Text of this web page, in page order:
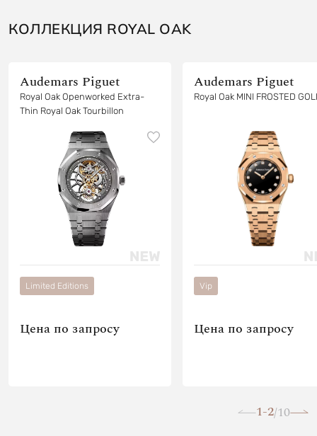
КОЛЛЕКЦИЯ ROYAL OAK
Audemars Piguet
Royal Oak Openworked Extra-
Thin Royal Oak Tourbillon
Limited Editions
Цена по запросу
Audemars Piguet
Royal Oak MINI FROSTED
Vip
Цена по запросу
1-2/10